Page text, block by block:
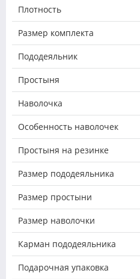
Плотность
Размер комплекта
Пододеяльник
Простыня
Наволочка
Особенность наволочек
Простыня на резинке
Размер пододеяльника
Размер простыни
Размер наволочки
Карман пододеяльника
Подарочная упаковка